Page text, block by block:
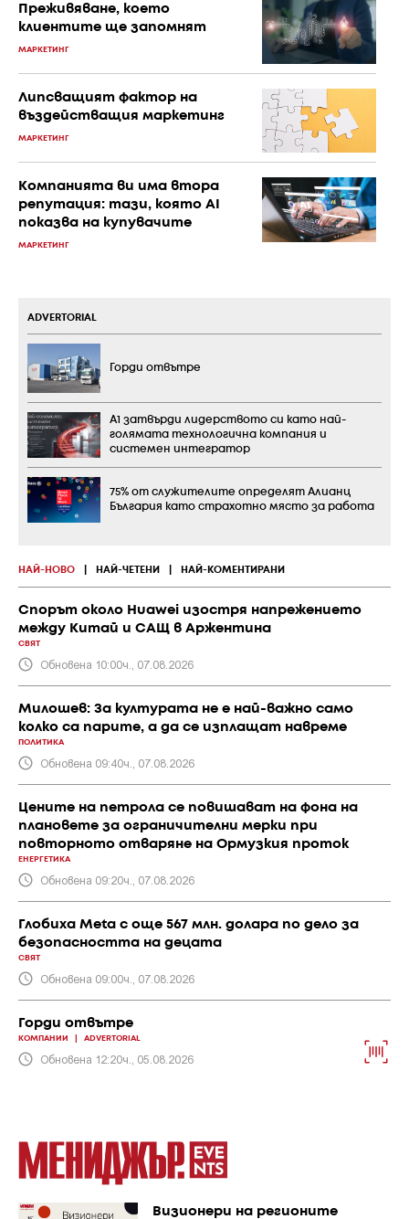
Преживяване, което
клиентите ще запомнят
МАРКЕТИНГ
Липсващият фактор на
въздействащия маркетинг
МАРКЕТИНГ
Компанията ви има втора
репутация: тази, която AI
показва на купувачите
МАРКЕТИНГ
НАЙ-НОВО НАЙ-ЧЕТЕНИ НАЙ-КОМЕНТИРАНИ
Спорът около Huawei изостря напрежението
между Китай и САЩ в Аржентина
СВЯТ
Обновена 10:00ч., 07.08.2026
Милошев: За културата не е най-важно само
колко са парите, а да се изплащат навреме
ПОЛИТИКА
Обновена 09:40ч., 07.08.2026
Цените на петрола се повишават на фона на
плановете за ограничителни мерки при
повторното отваряне на Ормузкия проток
ЕНЕРГЕТИКА
Обновена 09:20ч., 07.08.2026
Глобиха Meta с още 567 млн. долара по дело за
безопасността на децата
СВЯТ
Обновена 09:00ч., 07.08.2026
Горди отвътре
КОМПАНИИ ADVERTORIAL
Обновена 12:20ч., 05.08.2026
ADVERTORIAL
Горди отвътре
А1 затвърди лидерството си като най-
голямата технологична компания и
системен интегратор
75% от служителите определят Алианц
България като страхотно място за работа
Визионери на регионите